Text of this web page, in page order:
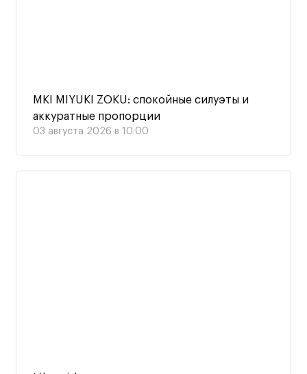
MKI MIYUKI ZOKU: спокойные силуэты и
аккуратные пропорции
03 августа 2026 в 10:00